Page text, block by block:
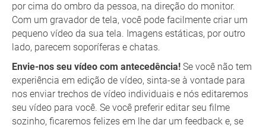
por cima do ombro da pessoa, na direção do monitor.
Com um gravador de tela, você pode facilmente criar um
pequeno vídeo da sua tela. Imagens estáticas, por outro
lado, parecem soporíferas e chatas.
Envie-nos seu vídeo com antecedência! Se você não tem
experiência em edição de vídeo, sinta-se à vontade para
nos enviar trechos de vídeo individuais e nós editaremos
seu vídeo para você. Se você preferir editar seu filme
sozinho, ficaremos felizes em lhe dar um feedback e, se